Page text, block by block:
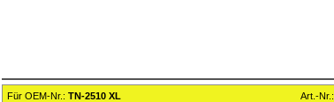
Für OEM-Nr.: TN-2510 XL Art.-Nr.: